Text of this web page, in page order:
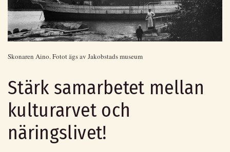
Skonaren Aino. Fotot ägs av Jakobstads museum
Stärk samarbetet mellan
kulturarvet och
näringslivet!